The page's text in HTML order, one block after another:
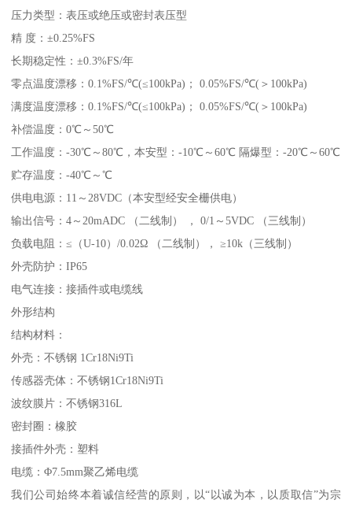
压力类型：表压或绝压或密封表压型
精 度：±0.25%FS
长期稳定性：±0.3%FS/年
零点温度漂移：0.1%FS/℃(≤100kPa)； 0.05%FS/℃(＞100kPa)
满度温度漂移：0.1%FS/℃(≤100kPa)； 0.05%FS/℃(＞100kPa)
补偿温度：0℃～50℃
工作温度：-30℃～80℃，本安型：-10℃～60℃ 隔爆型：-20℃～60℃
贮存温度：-40℃～℃
供电电源：11～28VDC（本安型经安全栅供电）
输出信号：4～20mADC （二线制） ， 0/1～5VDC （三线制）
负载电阻：≤（U-10）/0.02Ω （二线制）， ≥10k（三线制）
外壳防护：IP65
电气连接：接插件或电缆线
外形结构
结构材料：
外壳：不锈钢 1Cr18Ni9Ti
传感器壳体：不锈钢1Cr18Ni9Ti
波纹膜片：不锈钢316L
密封圈：橡胶
接插件外壳：塑料
电缆：Φ7.5mm聚乙烯电缆
我们公司始终本着诚信经营的原则，以“以诚为本，以质取信”为宗